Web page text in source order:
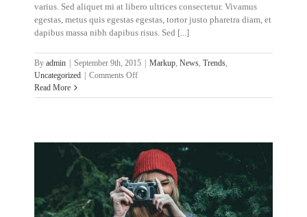
varius. Sed aliquet mi at libero ultrices consectetur. Vivamus
egestas, metus quis egestas egestas, tortor justo pharetra diam, et
dapibus massa nibh dapibus risus. Sed [...]
By admin | September 9th, 2015 | Markup News Trends
Uncategorized | Comments Offon
lobortis
Read More